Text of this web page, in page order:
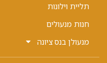
תליית וילונות
חנות מנעולים
מנעולן בנס ציונה